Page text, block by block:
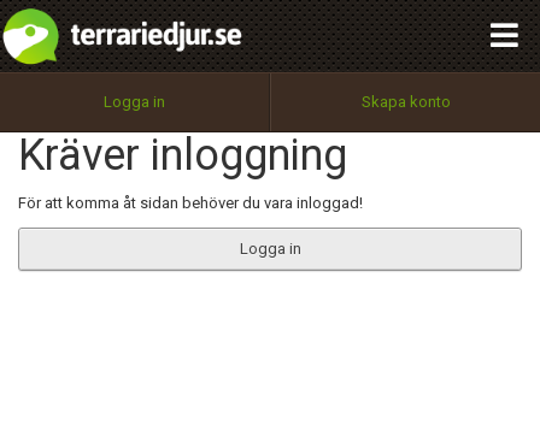
Logga in Skapa konto
Kräver inloggning
För att komma åt sidan behöver du vara inloggad!
Logga in
Utför
100%
OK
integritetspolicy
Namn:
Epost:
Begär nytt lösenord
Tillbaka till förstasidan